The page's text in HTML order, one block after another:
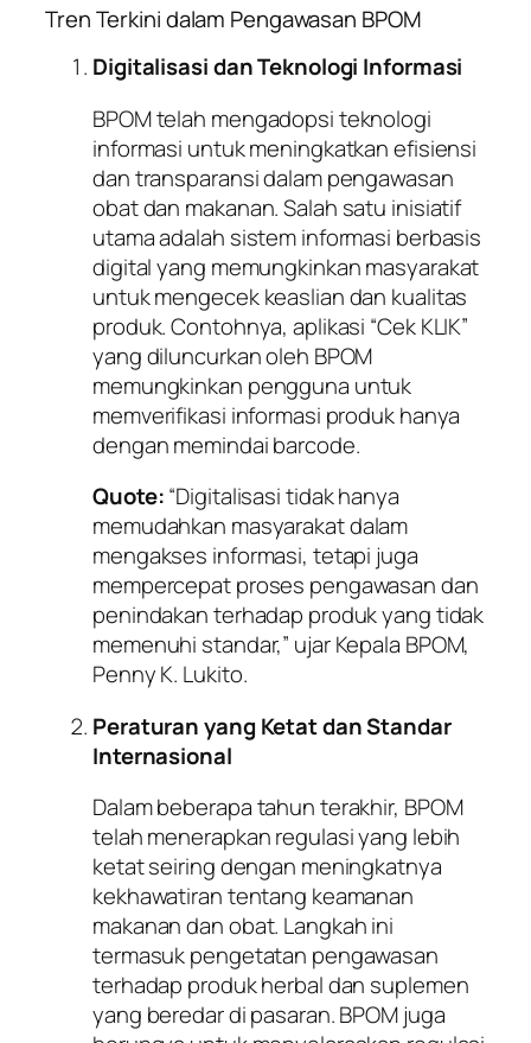
Tren Terkini dalam Pengawasan BPOM
Digitalisasi dan Teknologi Informasi
BPOM telah mengadopsi teknologi
informasi untuk meningkatkan efisiensi
dan transparansi dalam pengawasan
obat dan makanan. Salah satu inisiatif
utama adalah sistem informasi berbasis
digital yang memungkinkan masyarakat
untuk mengecek keaslian dan kualitas
produk. Contohnya, aplikasi “Cek KLIK”
yang diluncurkan oleh BPOM
memungkinkan pengguna untuk
memverifikasi informasi produk hanya
dengan memindai barcode.
Quote:“Digitalisasi tidak hanya
memudahkan masyarakat dalam
mengakses informasi, tetapi juga
mempercepat proses pengawasan dan
penindakan terhadap produk yang tidak
memenuhi standar,” ujar Kepala BPOM,
Penny K. Lukito.
Peraturan yang Ketat dan Standar
Internasional
Dalam beberapa tahun terakhir, BPOM
telah menerapkan regulasi yang lebih
ketat seiring dengan meningkatnya
kekhawatiran tentang keamanan
makanan dan obat. Langkah ini
termasuk pengetatan pengawasan
terhadap produk herbal dan suplemen
yang beredar di pasaran. BPOM juga